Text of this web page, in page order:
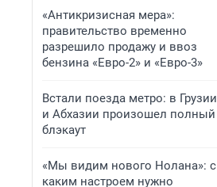
«Антикризисная мера»:
правительство временно
разрешило продажу и ввоз
бензина «Евро-2» и «Евро-3»
Встали поезда метро: в Грузии
и Абхазии произошел полный
блэкаут
«Мы видим нового Нолана»: с
каким настроем нужно